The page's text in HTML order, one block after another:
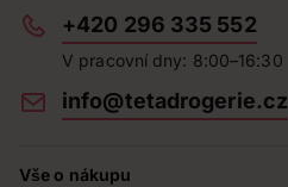
+420 296 335 552
V pracovní dny: 8:00–16:30
info@tetadrogerie.cz
Vše o nákupu